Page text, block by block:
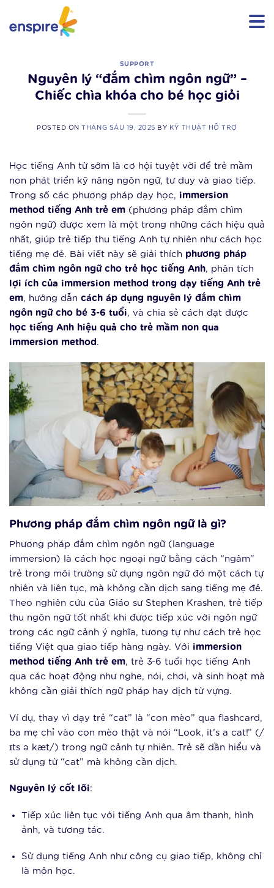
content
SUPPORT
Nguyên lý “đắm chìm ngôn ngữ” –
Chiếc chìa khóa cho bé học giỏi
POSTED ONTHÁNG SÁU 19, 2025 BY KỸ THUẬT HỖ TRỢ
Học tiếng Anh từ sớm là cơ hội tuyệt vời để trẻ mầm
non phát triển kỹ năng ngôn ngữ, tư duy và giao tiếp.
Trong số các phương pháp dạy học, immersion
method tiếng Anh trẻ em (phương pháp đắm chìm
ngôn ngữ) được xem là một trong những cách hiệu quả
nhất, giúp trẻ tiếp thu tiếng Anh tự nhiên như cách học
tiếng mẹ đẻ. Bài viết này sẽ giải thích phương pháp
đắm chìm ngôn ngữ cho trẻ học tiếng Anh, phân tích
lợi ích của immersion method trong dạy tiếng Anh trẻ
em, hướng dẫn cách áp dụng nguyên lý đắm chìm
ngôn ngữ cho bé 3-6 tuổi, và chia sẻ cách đạt được
học tiếng Anh hiệu quả cho trẻ mầm non qua
immersion method.
Phương pháp đắm chìm ngôn ngữ là gì?
Phương pháp đắm chìm ngôn ngữ (language
immersion) là cách học ngoại ngữ bằng cách “ngâm”
trẻ trong môi trường sử dụng ngôn ngữ đó một cách tự
nhiên và liên tục, mà không cần dịch sang tiếng mẹ đẻ.
Theo nghiên cứu của Giáo sư Stephen Krashen, trẻ tiếp
thu ngôn ngữ tốt nhất khi được tiếp xúc với ngôn ngữ
trong các ngữ cảnh ý nghĩa, tương tự như cách trẻ học
tiếng Việt qua giao tiếp hàng ngày. Với immersion
method tiếng Anh trẻ em, trẻ 3-6 tuổi học tiếng Anh
qua các hoạt động như nghe, nói, chơi, và sinh hoạt mà
không cần giải thích ngữ pháp hay dịch từ vựng.
Ví dụ, thay vì dạy trẻ “cat” là “con mèo” qua flashcard,
ba mẹ chỉ vào con mèo thật và nói “Look, it’s a cat!” (/
ɪts ə kæt/) trong ngữ cảnh tự nhiên. Trẻ sẽ dần hiểu và
sử dụng từ “cat” mà không cần dịch.
Nguyên lý cốt lõi:
Tiếp xúc liên tục với tiếng Anh qua âm thanh, hình
ảnh, và tương tác.
Sử dụng tiếng Anh như công cụ giao tiếp, không chỉ
là môn học.